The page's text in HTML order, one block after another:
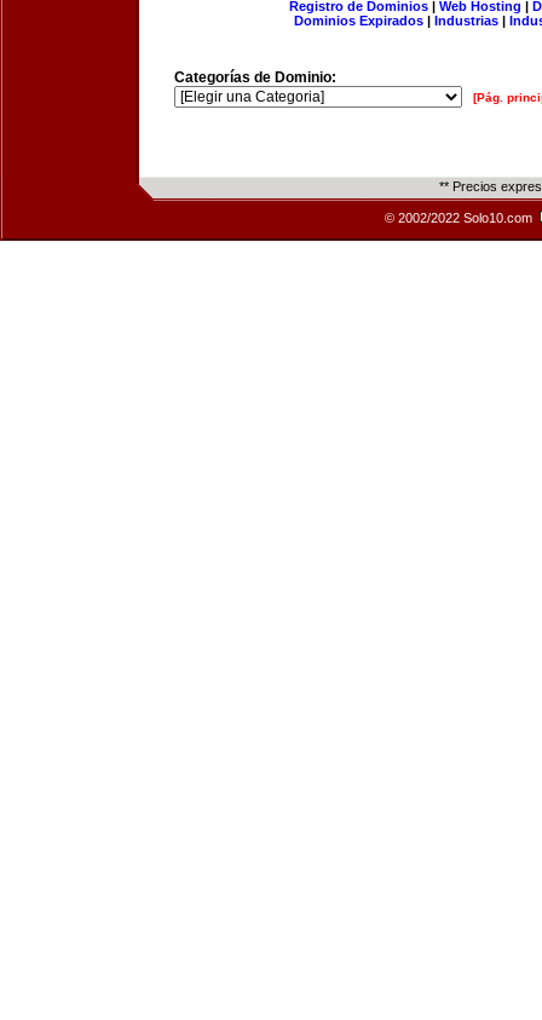
Registro de Dominios| Web Hosting |
Dominios Expirados | Industrias |
Categorías de Dominio:
[Pág.
** Precios
© 2002/2022 Solo10.com